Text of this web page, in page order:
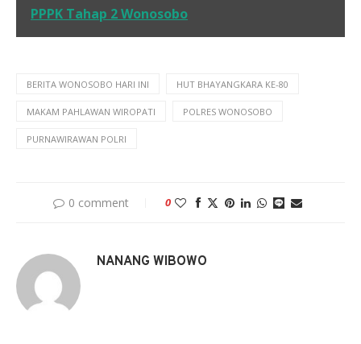
PPPK Tahap 2 Wonosobo
BERITA WONOSOBO HARI INI HUT BHAYANGKARA KE-80
MAKAM PAHLAWAN WIROPATI POLRES WONOSOBO
PURNAWIRAWAN POLRI
0 comment 0
NANANG WIBOWO